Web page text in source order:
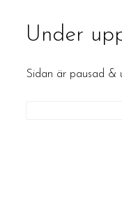
Under
Sidan är pausad &